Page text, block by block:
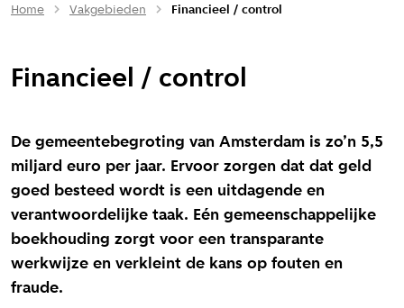
Home Vakgebieden Financieel / control
Financieel / control
De gemeentebegroting van Amsterdam is zo’n 5,5
miljard euro per jaar. Ervoor zorgen dat dat geld
goed besteed wordt is een uitdagende en
verantwoordelijke taak. Eén gemeenschappelijke
boekhouding zorgt voor een transparante
werkwijze en verkleint de kans op fouten en
fraude.